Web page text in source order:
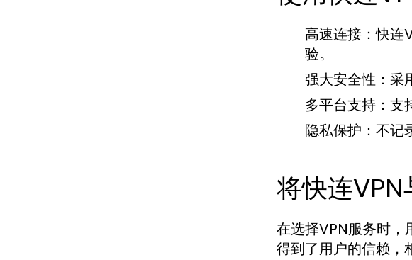
高速连接：快连
验。
强大安全性： 采
多平台支持： 支
隐私保护： 不记
将快连
在选择VPN服务时，
得到了用户的信赖，